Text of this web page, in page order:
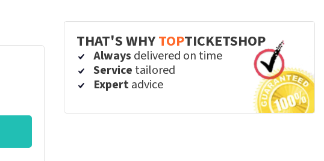
THAT'S WHYTOPTICKETSHOP
Always delivered on time
Service tailored
Expertadvice